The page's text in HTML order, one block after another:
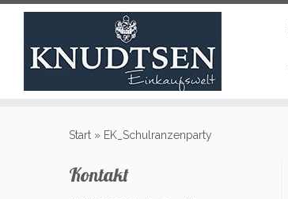
Start » EK_Schulranzenparty
Kontakt